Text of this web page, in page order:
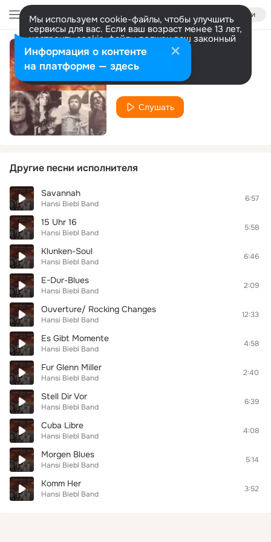
Войти
Мы используем cookie-файлы, чтобы улучшить
сервисы для вас. Если ваш возраст менее 13 лет,
настроить cookie-файлы должен ваш законный
представитель. Больше информации
Разрешить все Настроить
Bolero
Hansi Biebl Band
Слушать
Другие песни исполнителя
Savannah
Hansi Biebl Band
6:57
15 Uhr 16
Hansi Biebl Band
5:58
Klunken-Soul
Hansi Biebl Band
6:46
E-Dur-Blues
Hansi Biebl Band
2:09
Ouverture/ Rocking Changes
Hansi Biebl Band
12:33
Es Gibt Momente
Hansi Biebl Band
4:58
Fur Glenn Miller
Hansi Biebl Band
2:40
Stell Dir Vor
Hansi Biebl Band
6:39
Cuba Libre
Hansi Biebl Band
4:08
Morgen Blues
Hansi Biebl Band
5:14
Komm Her
Hansi Biebl Band
3:52
Информация о контенте
на платформе — здесь